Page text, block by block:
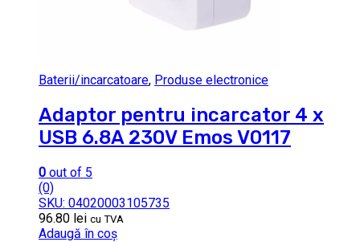
Baterii/incarcatoare, Produse electronice
Adaptor pentru incarcator 4 x
USB 6.8A 230V Emos V0117
0 out of 5
(0)
SKU: 04020003105735
96.80 lei cu TVA
Adaugă în coș